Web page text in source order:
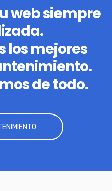
web siempre
los mejores
de todo.